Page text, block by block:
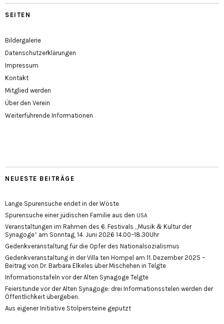
SEITEN
Bildergalerie
Datenschutzerklärungen
Impressum
Kontakt
Mitglied werden
Über den Verein
Weiterführende Informationen
NEUESTE BEITRÄGE
Lange Spurensuche endet in der Wöste
Spurensuche einer jüdischen Familie aus den USA
Veranstaltungen im Rahmen des 6. Festivals „Musik & Kultur der
Synagoge“ am Sonntag, 14. Juni 2026 14.00–18.30Uhr
Gedenkveranstaltung für die Opfer des Nationalsozialismus
Gedenkveranstaltung in der Villa ten Hompel am 11. Dezember 2025 –
Beitrag von Dr. Barbara Elkeles über Mischehen in Telgte
Informationstafeln vor der Alten Synagoge Telgte
Feierstunde vor der Alten Synagoge: drei Informationsstelen werden der
Öffentlichkeit übergeben.
Aus eigener Initiative Stolpersteine geputzt